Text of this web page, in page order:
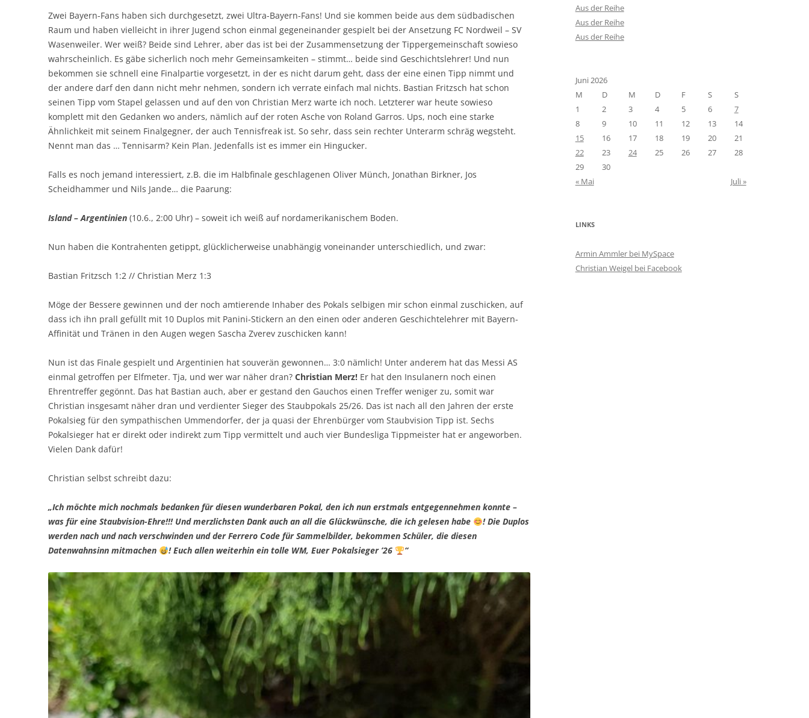
Zwei Bayern-Fans haben sich durchgesetzt, zwei Ultra-Bayern-Fans! Und sie kommen beide aus dem südbadischen
Raum und haben vielleicht in ihrer Jugend schon einmal gegeneinander gespielt bei der Ansetzung FC Nordweil – SV
Wasenweiler. Wer weiß? Beide sind Lehrer, aber das ist bei der Zusammensetzung der Tippergemeinschaft sowieso
wahrscheinlich. Es gäbe sicherlich noch mehr Gemeinsamkeiten – stimmt… beide sind Geschichtslehrer! Und nun
bekommen sie schnell eine Finalpartie vorgesetzt, in der es nicht darum geht, dass der eine einen Tipp nimmt und
der andere darf den dann nicht mehr nehmen, sondern ich verrate einfach mal nichts. Bastian Fritzsch hat schon
seinen Tipp vom Stapel gelassen und auf den von Christian Merz warte ich noch. Letzterer war heute sowieso
komplett mit den Gedanken wo anders, nämlich auf der roten Asche von Roland Garros. Ups, noch eine starke
Ähnlichkeit mit seinem Finalgegner, der auch Tennisfreak ist. So sehr, dass sein rechter Unterarm schräg wegsteht.
Nennt man das … Tennisarm? Kein Plan. Jedenfalls ist es immer ein Hingucker.
Falls es noch jemand interessiert, z.B. die im Halbfinale geschlagenen Oliver Münch, Jonathan Birkner, Jos
Scheidhammer und Nils Jande… die Paarung:
Island – Argentinien (10.6., 2:00 Uhr) – soweit ich weiß auf nordamerikanischem Boden.
Nun haben die Kontrahenten getippt, glücklicherweise unabhängig voneinander unterschiedlich, und zwar:
Bastian Fritzsch 1:2 // Christian Merz 1:3
Möge der Bessere gewinnen und der noch amtierende Inhaber des Pokals selbigen mir schon einmal zuschicken, auf
dass ich ihn prall gefüllt mit 10 Duplos mit Panini-Stickern an den einen oder anderen Geschichtelehrer mit Bayern-
Affinität und Tränen in den Augen wegen Sascha Zverev zuschicken kann!
Nun ist das Finale gespielt und Argentinien hat souverän gewonnen… 3:0 nämlich! Unter anderem hat das Messi AS
einmal getroffen per Elfmeter. Tja, und wer war näher dran? Christian Merz! Er hat den Insulanern noch einen
Ehrentreffer gegönnt. Das hat Bastian auch, aber er gestand den Gauchos einen Treffer weniger zu, somit war
Christian insgesamt näher dran und verdienter Sieger des Staubpokals 25/26. Das ist nach all den Jahren der erste
Pokalsieg für den sympathischen Ummendorfer, der ja quasi der Ehrenbürger vom Staubvision Tipp ist. Sechs
Pokalsieger hat er direkt oder indirekt zum Tipp vermittelt und auch vier Bundesliga Tippmeister hat er angeworben.
Vielen Dank dafür!
Christian selbst schreibt dazu:
„Ich möchte mich nochmals bedanken für diesen wunderbaren Pokal, den ich nun erstmals entgegennehmen konnte –
was für eine Staubvision-Ehre!!! Und merzlichsten Dank auch an all die Glückwünsche, die ich gelesen habe
! Die Duplos
werden nach und nach verschwinden und der Ferrero Code für Sammelbilder, bekommen Schüler, die diesen
Datenwahnsinn mitmachen
! Euch allen weiterhin ein tolle WM, Euer Pokalsieger ’26 “
Aus der Reihe
Aus der Reihe
Aus der Reihe
Juni 2026
M
D M D F S
S
1
2 3 4 5 6
7
8
9 10 11 12 13
14
15
16 17 18 19 20
21
22
23 24 25 26 27
28
29
30
« Mai
Juli »
LINKS
Armin Ammler bei MySpace
Christian Weigel bei Facebook